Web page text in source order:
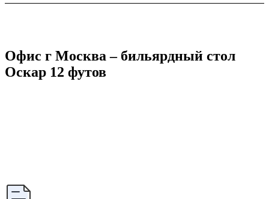
Офис г Москва – бильярдный стол
Оскар 12 футов